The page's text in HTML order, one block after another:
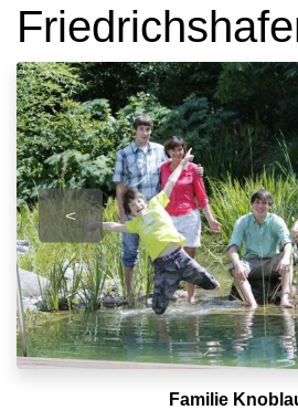
<
Familie